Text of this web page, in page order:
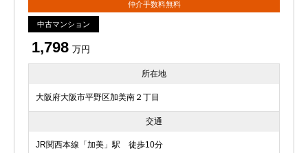
仲介手数料無料
中古マンション
1,798 万円
所在地
大阪府大阪市平野区加美南２丁目
交通
JR関西本線「加美」駅 徒歩10分